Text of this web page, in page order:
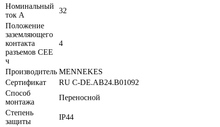
Номинальный
ток А
32
Положение
заземляющего
контакта
разъемов CEE
ч
4
Производитель MENNEKES
Сертификат
RU C-DE.AB24.B01092
Способ
монтажа
Переносной
Степень
защиты
IP44